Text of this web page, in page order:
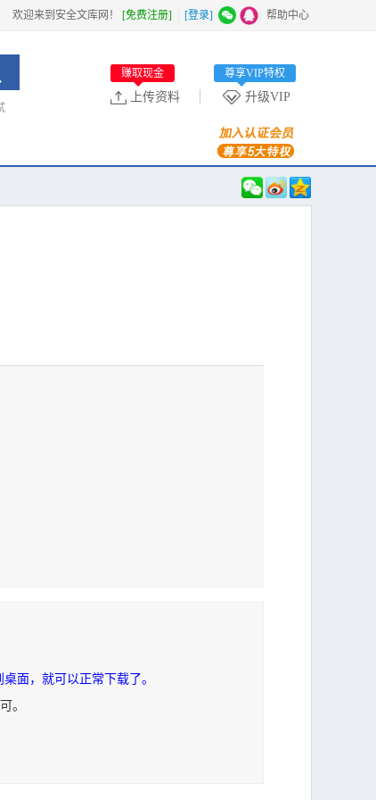
欢迎来到安全文库网！ [免费注册] [登录] 帮助中心
升级VIP
尊享VIP特权
上传资料
赚取现金
面，就可以正常下载了。
。